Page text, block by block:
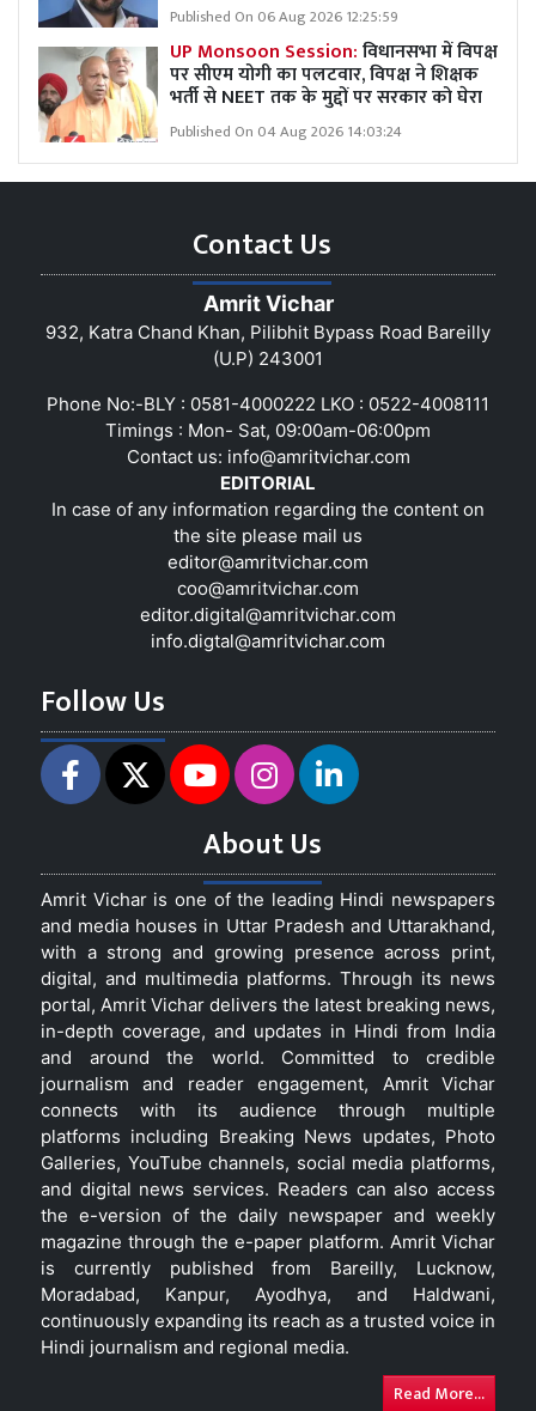
Published On 06 Aug 2026 12:25:59
UP Monsoon Session:विधानसभा में विपक्ष
पर सीएम योगी का पलटवार, विपक्ष ने शिक्षक
भर्ती से NEET तक के मुद्दों पर सरकार को घेरा
Published On 04 Aug 2026 14:03:24
Contact Us
Amrit Vichar
932, Katra Chand Khan, Pilibhit Bypass Road Bareilly
(U.P) 243001
Phone No:-BLY : 0581-4000222 LKO : 0522-4008111
Timings : Mon- Sat, 09:00am-06:00pm
Contact us: info@amritvichar.com
EDITORIAL
In case of any information regarding the content on
the site please mail us
editor@amritvichar.com
coo@amritvichar.com
editor.digital@amritvichar.com
info.digtal@amritvichar.com
Follow Us
About Us
Amrit Vichar is one of the leading Hindi newspapers
and media houses in Uttar Pradesh and Uttarakhand,
with a strong and growing presence across print,
digital, and multimedia platforms. Through its news
portal, Amrit Vichar delivers the latest breaking news,
in-depth coverage, and updates in Hindi from India
and around the world. Committed to credible
journalism and reader engagement, Amrit Vichar
connects with its audience through multiple
platforms including Breaking News updates, Photo
Galleries, YouTube channels, social media platforms,
and digital news services. Readers can also access
the e-version of the daily newspaper and weekly
magazine through the e-paper platform. Amrit Vichar
is currently published from Bareilly, Lucknow,
Moradabad, Kanpur, Ayodhya, and Haldwani,
continuously expanding its reach as a trusted voice in
Hindi journalism and regional media.
Read More...